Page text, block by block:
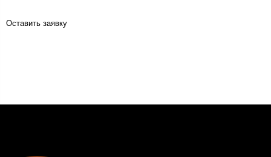
Оставить заявку